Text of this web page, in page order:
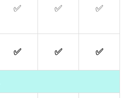
✅ ✅ ✅
✅ ✅ ✅